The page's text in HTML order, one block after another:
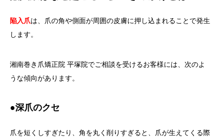
陥入爪は、爪の角や側面が周囲の皮膚に押し込まれることで発生
します。
湘南巻き爪矯正院 平塚院でご相談を受けるお客様には、次のよ
うな傾向があります。
●深爪のクセ
爪を短くしすぎたり、角を丸く削りすぎると、爪が生えてくる際